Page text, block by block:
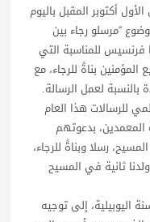
أكتوبر المقبل باليوم
“مرسلو رجاء بين
فرنسيس للمناسبة التي
بناةً للرجاء، مع
لعمل الرسالة.
للرسالات هذا العام
المعمدين، بدعوتهم
رسلا وبناةً للرجاء،
ثانية في المسيح
اليوبيلية، إلى توجيه